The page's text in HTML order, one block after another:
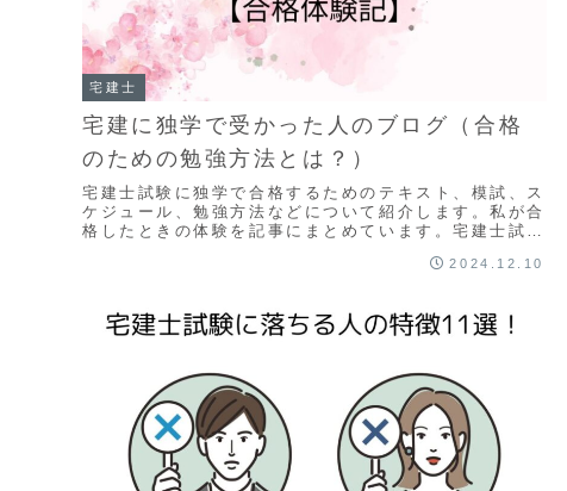
宅建士
宅建に独学で受かった人のブログ（合格
のための勉強方法とは？）
宅建士試験に独学で合格するためのテキスト、模試、ス
ケジュール、勉強方法などについて紹介します。私が合
格したときの体験を記事にまとめています。宅建士試験
2024.12.10